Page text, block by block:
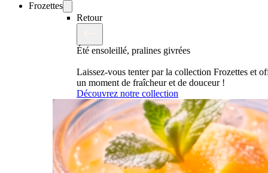
Frozettes
Retour
Été ensoleillé, pralines givrées
Laissez-vous tenter par la collection Frozettes et
un moment de fraîcheur et de douceur !
Découvrez notre collection